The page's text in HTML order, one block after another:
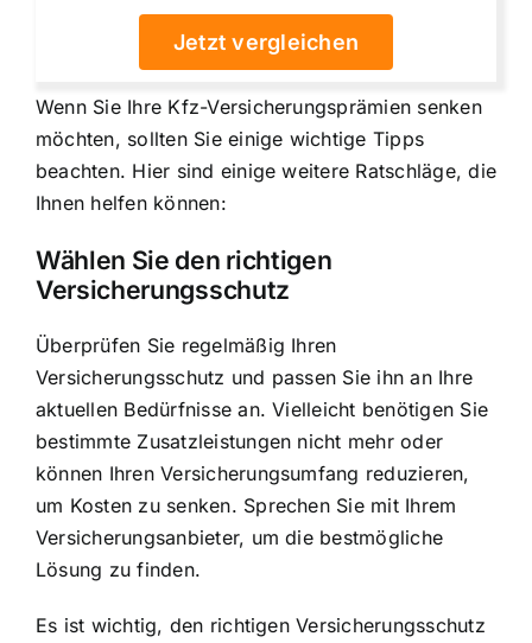
Jetzt vergleichen
Wenn Sie Ihre Kfz-Versicherungsprämien senken
möchten, sollten Sie einige wichtige Tipps
beachten. Hier sind einige weitere Ratschläge, die
Ihnen helfen können:
Wählen Sie den richtigen
Versicherungsschutz
Überprüfen Sie regelmäßig Ihren
Versicherungsschutz und passen Sie ihn an Ihre
aktuellen Bedürfnisse an. Vielleicht benötigen Sie
bestimmte Zusatzleistungen nicht mehr oder
können Ihren Versicherungsumfang reduzieren,
um Kosten zu senken. Sprechen Sie mit Ihrem
Versicherungsanbieter, um die bestmögliche
Lösung zu finden.
Es ist wichtig, den richtigen Versicherungsschutz